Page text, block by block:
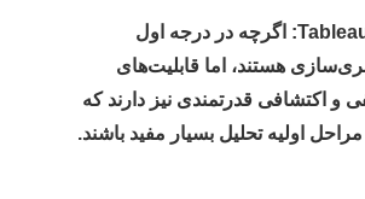
اگرچه در درجه اول
هستند، اما قابلیت‌های
و اکتشافی قدرتمندی نیز دارند که
مراحل اولیه تحلیل بسیار مفید باشند.